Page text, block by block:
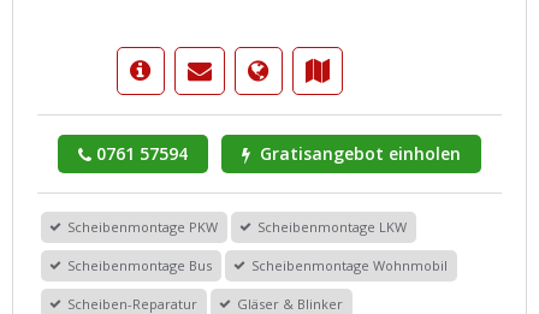
0761 57594 Gratisangebot einholen
Scheibenmontage PKW Scheibenmontage LKW
Scheibenmontage Bus Scheibenmontage Wohnmobil
Scheiben-Reparatur Gläser & Blinker